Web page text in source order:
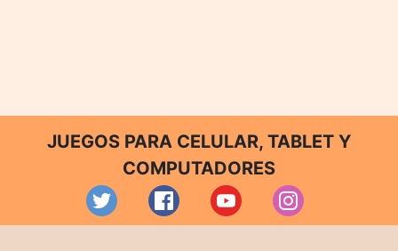
JUEGOS PARA CELULAR, TABLET Y
COMPUTADORES